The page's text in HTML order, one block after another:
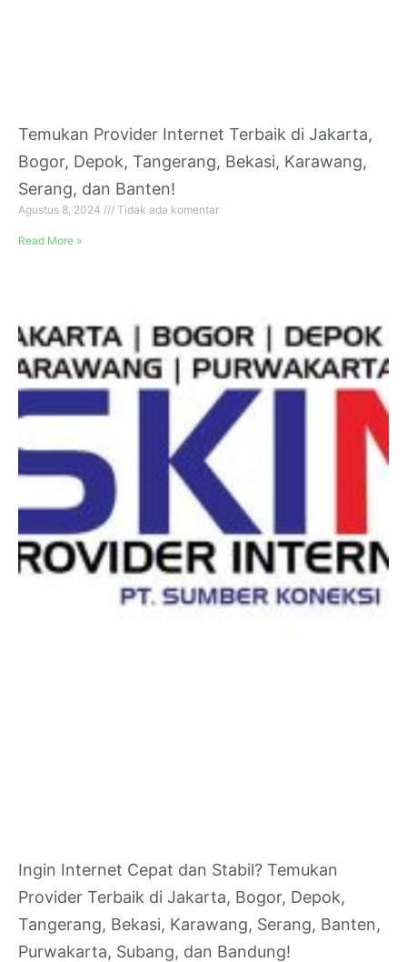
Temukan Provider Internet Terbaik di Jakarta,
Bogor, Depok, Tangerang, Bekasi, Karawang,
Serang, dan Banten!
Agustus 8, 2024 Tidak ada komentar
Read More »
Ingin Internet Cepat dan Stabil? Temukan
Provider Terbaik di Jakarta, Bogor, Depok,
Tangerang, Bekasi, Karawang, Serang, Banten,
Purwakarta, Subang, dan Bandung!